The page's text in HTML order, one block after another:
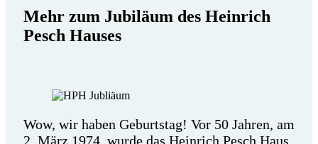
Mehr zum Jubiläum des Heinrich
Pesch Hauses
Wow, wir haben Geburtstag! Vor 50 Jahren, am
2. März 1974, wurde das Heinrich Pesch Haus